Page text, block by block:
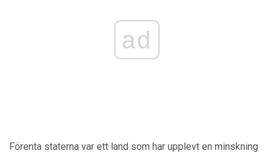
ad
Förenta staterna var ett land som har upplevt en minskning